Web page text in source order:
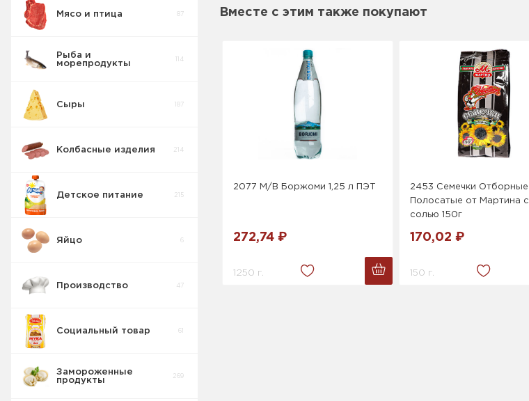
Мясо и птица 87
Рыба и
морепродукты
114
Сыры 187
Колбасные изделия 214
Детское питание 215
Яйцо 6
Производство 47
Социальный товар 61
Замороженные
продукты
269
Вместе с этим также покупают
2077 М/В Боржоми 1,25 л ПЭТ
272,74 ₽
1250 г.
2453 Семечки Отборные
Полосатые от Мартина с
солью 150г
170,02 ₽
150 г.